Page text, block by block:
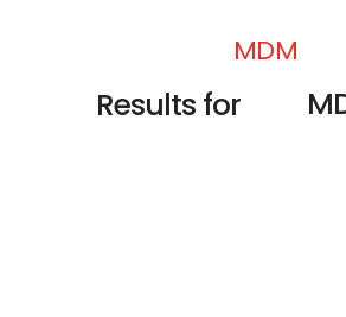
MDM
Results for